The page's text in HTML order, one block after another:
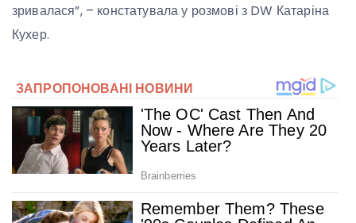
зривалася”, – констатувала у розмові з DW Катаріна
Кухер.